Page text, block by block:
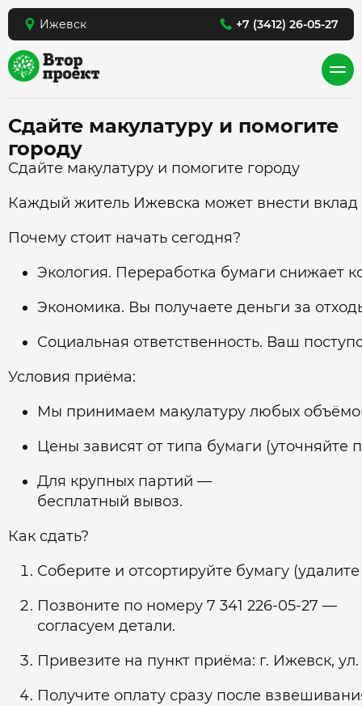
Ижевск +7 (3412) 26-05-27
Сдайте макулатуру и помогите
городу
Сдайте макулатуру и помогите городу
Каждый житель Ижевска может внести вклад
Почему стоит начать сегодня?
Экология. Переработка бумаги снижает
Экономика. Вы получаете деньги за
Социальная ответственность. Ваш
Условия приёма:
Мы принимаем макулатуру любых объёмов
Цены зависят от типа бумаги (уточняйте
Для крупных партий —
бесплатный вывоз.
Как сдать?
Соберите и отсортируйте бумагу
Позвоните по номеру 7 341 226‑05‑27 —
согласуем детали.
Привезите на пункт приёма: г. Ижевск,
Получите оплату сразу после